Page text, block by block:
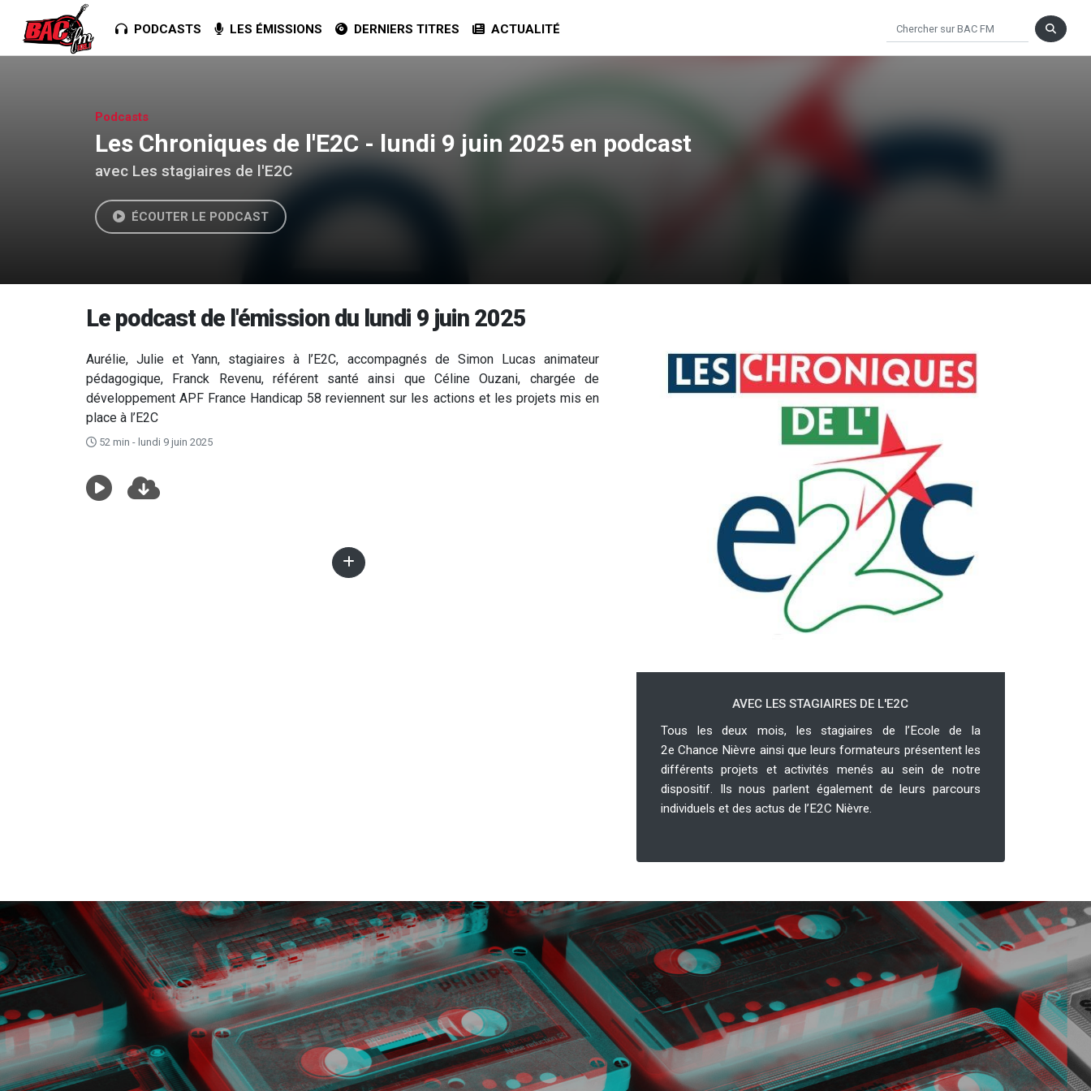
PODCASTS LES ÉMISSIONS DERNIERS TITRES ACTUALITÉ
Podcasts
Les Chroniques de l'E2C - lundi 9 juin 2025 en podcast
avec Les stagiaires de l'E2C
ÉCOUTER LE PODCAST
Le podcast de l'émission du lundi 9 juin 2025
Aurélie, Julie et Yann, stagiaires à l’E2C, accompagnés de Simon Lucas animateur
pédagogique, Franck Revenu, référent santé ainsi que Céline Ouzani, chargée de
développement APF France Handicap 58 reviennent sur les actions et les projets mis en
place à l’E2C
52 min - lundi 9 juin 2025
AVEC LES STAGIAIRES DE L'E2C
Tous les deux mois, les stagiaires de l’Ecole de la
2e Chance Nièvre ainsi que leurs formateurs présentent les
différents projets et activités menés au sein de notre
dispositif. Ils nous parlent également de leurs parcours
individuels et des actus de l’E2C Nièvre.